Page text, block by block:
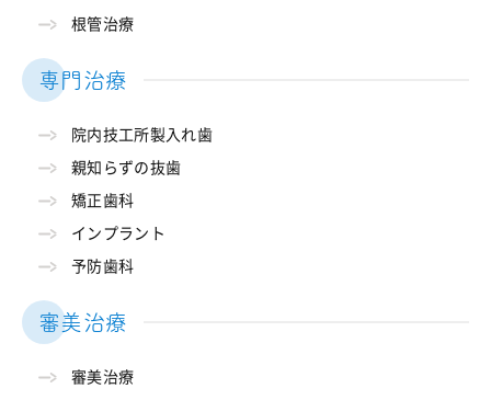
根管治療
専門治療
院内技工所製入れ歯
親知らずの抜歯
矯正歯科
インプラント
予防歯科
審美治療
審美治療